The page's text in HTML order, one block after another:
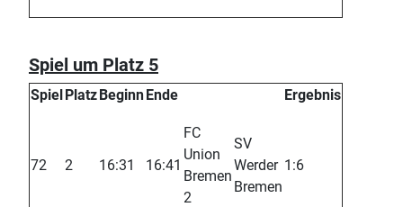
Spiel um Platz 5
SpielPlatzBeginnEnde Ergebnis
72 2 16:31 16:41
FC
Union
Bremen
2
SV
Werder
Bremen
1:6